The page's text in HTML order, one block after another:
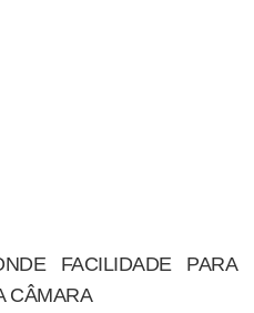
FACILIDADE PARA
CÂMARA